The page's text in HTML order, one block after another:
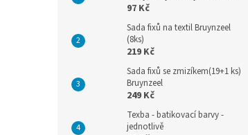
97 Kč
Sada fixů na textil Bruynzeel
(8ks)
219 Kč
Sada fixů se zmizíkem(19+1 ks)
Bruynzeel
249 Kč
Texba - batikovací barvy -
jednotlivě